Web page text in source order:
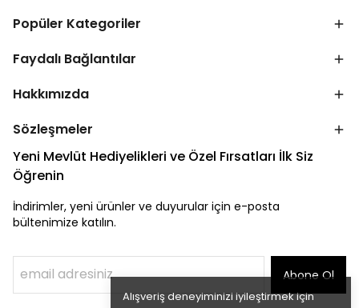
Alışveriş deneyiminizi iyileştirmek için
Popüler Kategoriler
Faydalı Bağlantılar
Hakkımızda
Sözleşmeler
Yeni Mevlüt Hediyelikleri ve Özel Fırsatları İlk Siz
Öğrenin
İndirimler, yeni ürünler ve duyurular için e-posta
bültenimize katılın.
Abone Ol